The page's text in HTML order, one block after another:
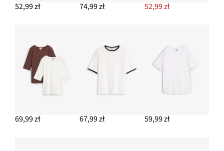
179,99 zł
DODAJ DO KOSZYKA
52,99 zł 74,99 zł 52,99 zł
69,99 zł 67,99 zł 59,99 zł